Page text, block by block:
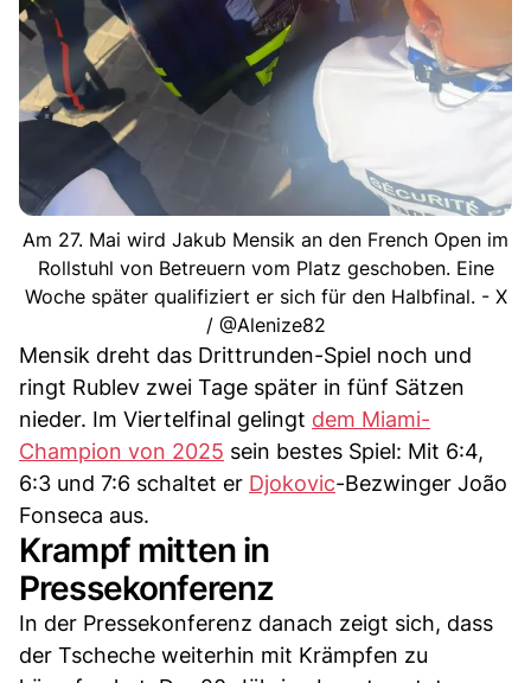
Am 27. Mai wird Jakub Mensik an den French Open im
Rollstuhl von Betreuern vom Platz geschoben. Eine
Woche später qualifiziert er sich für den Halbfinal. - X
/ @Alenize82
Mensik dreht das Drittrunden-Spiel noch und
ringt Rublev zwei Tage später in fünf Sätzen
nieder. Im Viertelfinal gelingt dem Miami-
Champion von 2025 sein bestes Spiel: Mit 6:4,
6:3 und 7:6 schaltet er Djokovic-Bezwinger João
Fonseca aus.
Krampf mitten in
Pressekonferenz
In der Pressekonferenz danach zeigt sich, dass
der Tscheche weiterhin mit Krämpfen zu